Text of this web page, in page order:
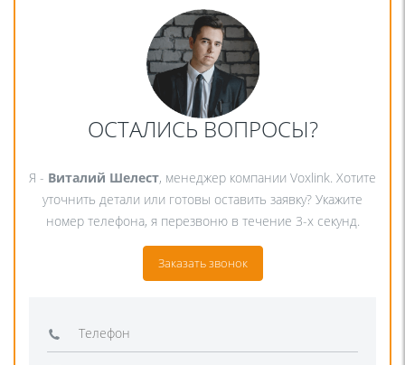
ОСТАЛИСЬ ВОПРОСЫ?
Я - Виталий Шелест, менеджер компании Voxlink. Хотите
уточнить детали или готовы оставить заявку? Укажите
номер телефона, я перезвоню в течение 3-х секунд.
Заказать звонок